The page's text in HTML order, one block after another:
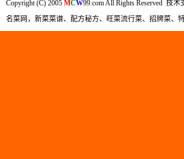
Copyright (C) 2005 MCW99.com All Rights Reserved 技
名菜网，新菜菜谱、配方秘方、旺菜流行菜、招牌菜、